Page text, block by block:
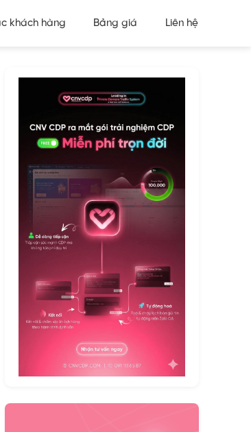
khách hàng Bảng giá Liên hệ